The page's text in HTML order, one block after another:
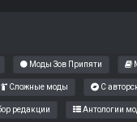
Моды Зов Припяти
Сложные моды С
редакции Антологии